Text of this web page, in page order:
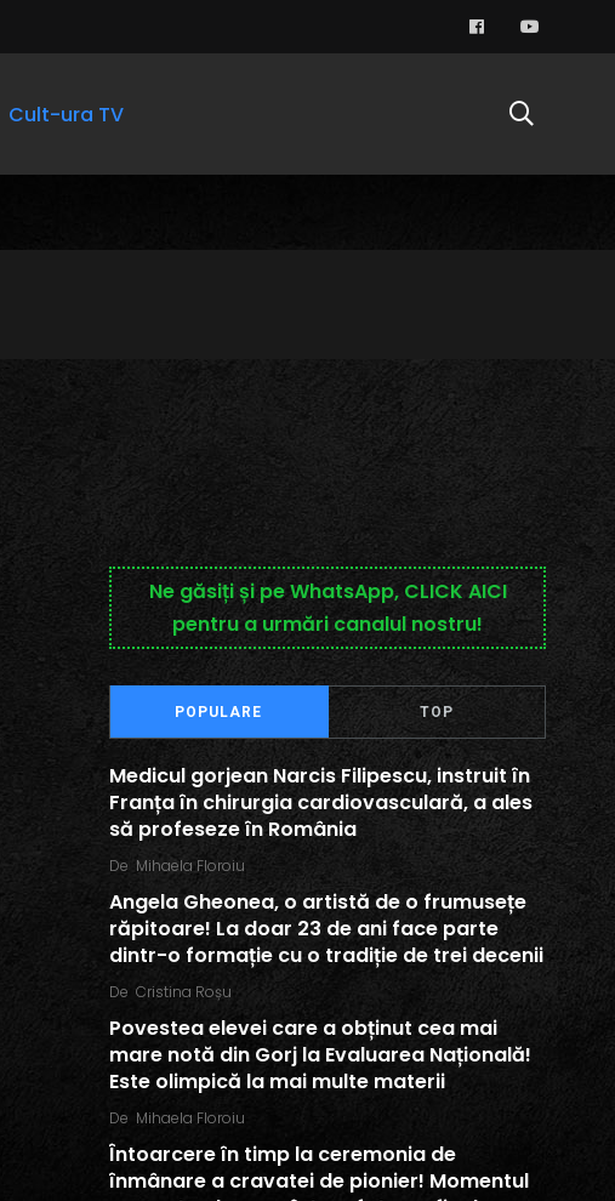
Cult-ura TV
Ne găsiți și pe WhatsApp, CLICK AICI
pentru a urmări canalul nostru!
POPULARE TOP
Medicul gorjean Narcis Filipescu, instruit în
Franța în chirurgia cardiovasculară, a ales
să profeseze în România
De Mihaela Floroiu
Angela Gheonea, o artistă de o frumusețe
răpitoare! La doar 23 de ani face parte
dintr-o formație cu o tradiție de trei decenii
De Cristina Roșu
Povestea elevei care a obținut cea mai
mare notă din Gorj la Evaluarea Națională!
Este olimpică la mai multe materii
De Mihaela Floroiu
Întoarcere în timp la ceremonia de
înmânare a cravatei de pionier! Momentul